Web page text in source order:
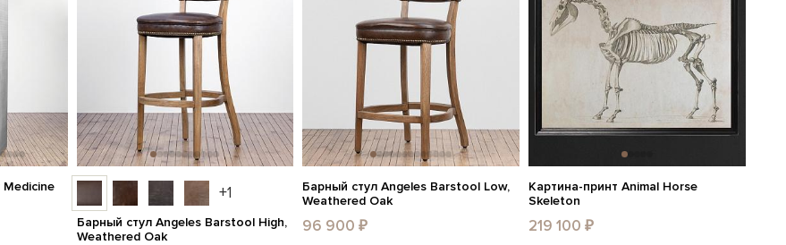
Medicine
+1
Барный стул Angeles Barstool High,
Weathered Oak
Барный стул Angeles Barstool Low,
Weathered Oak
96 900 ₽
Картина-принт Animal Horse
Skeleton
219 100 ₽